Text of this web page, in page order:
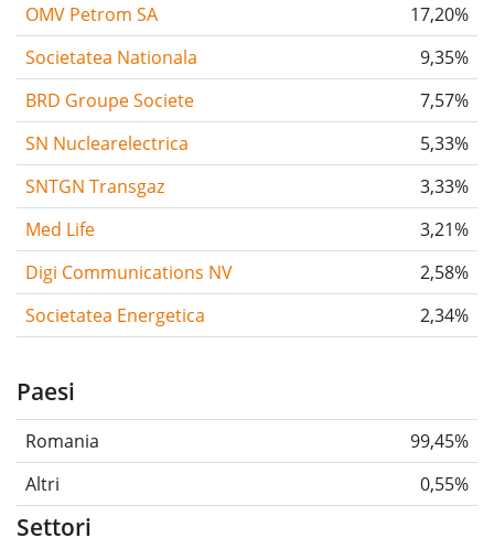
OMV Petrom SA
17,20%
Societatea Nationala
9,35%
BRD Groupe Societe
7,57%
SN Nuclearelectrica
5,33%
SNTGN Transgaz
3,33%
Med Life
3,21%
Digi Communications NV
2,58%
Societatea Energetica
2,34%
Paesi
Romania
99,45%
Altri
0,55%
Settori